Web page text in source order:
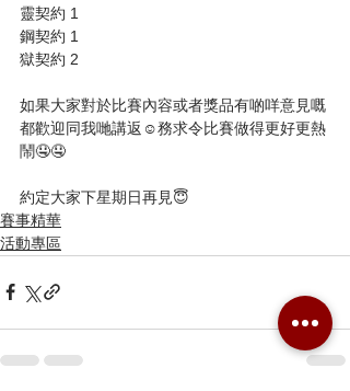
靈契約 1
鋼契約 1
獄契約 2
如果大家對於比賽內容或者獎品有啲咩意見嘅
都歡迎同我哋講返☺️務求令比賽做得更好更熱
鬧🤤🤤
約定大家下星期日再見😇
賽事精華
活動專區